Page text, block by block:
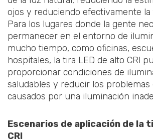
ojos y reduciendo efectivamente la
Para los lugares donde la gente
permanecer en el entorno de
mucho tiempo, como oficinas,
hospitales, la tira LED de alto CRl
proporcionar condiciones de
saludables y reducir los problemas
causados por una iluminación
Escenarios de aplicación de la
CRl